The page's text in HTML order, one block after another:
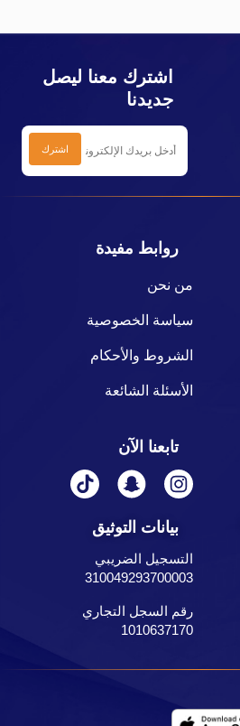
اشترك معنا ليصل
جديدنا
روابط مفيدة
من نحن
سياسة الخصوصية
الشروط والأحكام
الأسئلة الشائعة
تابعنا الآن
بيانات التوثيق
التسجيل الضريبي
310049293700003
رقم السجل التجاري
1010637170